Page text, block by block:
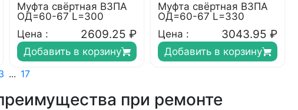
Муфта свёртная ВЗПА
ОД=60-67 L=300
Цена :
2609.25 ₽
Добавить в корзину
Муфта свёртная ВЗПА
ОД=60-67 L=330
Цена :
3043.95 ₽
Добавить в корзину
... 17
при ремонте